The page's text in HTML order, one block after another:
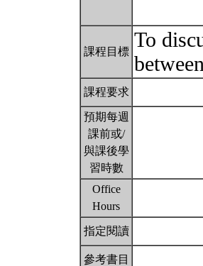
課程目標 To
課程要求
預期每週
課前或/
與課後學
習時數
Office
Hours
指定閱讀
參考書目